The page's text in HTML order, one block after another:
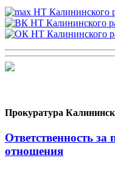
Прокуратура
Ответственность
отношения